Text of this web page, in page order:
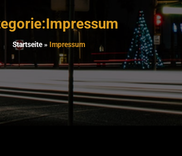
Startseite» Impressum